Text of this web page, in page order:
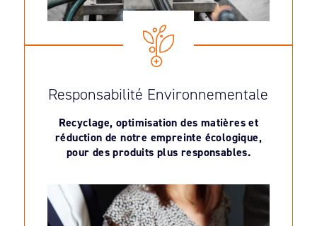
Responsabilité Environnementale
Recyclage, optimisation des matières et
réduction de notre empreinte écologique,
pour des produits plus responsables.